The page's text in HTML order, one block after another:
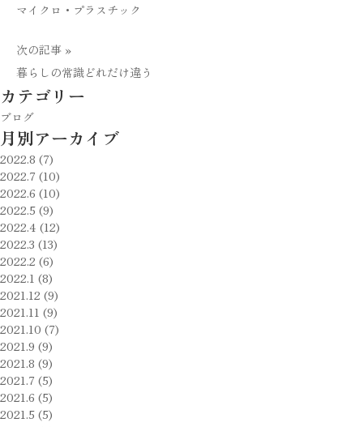
体
さ
れ
た
Ｎ
様
へ
の
お
礼
状
は
マイクロ・プラスチック
次の記事 »
暮らしの常識どれだけ違う
カテゴリー
ブログ
月別アーカイブ
2022.8 (7)
2022.7 (10)
2022.6 (10)
2022.5 (9)
2022.4 (12)
2022.3 (13)
2022.2 (6)
2022.1 (8)
2021.12 (9)
2021.11 (9)
2021.10 (7)
2021.9 (9)
2021.8 (9)
2021.7 (5)
2021.6 (5)
2021.5 (5)